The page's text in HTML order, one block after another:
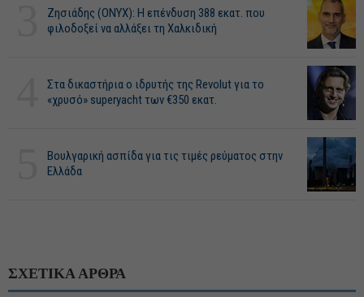
Ζησιάδης (ONYX): Η επένδυση 388 εκατ. που
φιλοδοξεί να αλλάξει τη Χαλκιδική
Στα δικαστήρια ο ιδρυτής της Revolut για το
«χρυσό» superyacht των €350 εκατ.
Βουλγαρική ασπίδα για τις τιμές ρεύματος στην
Ελλάδα
ΣΧΕΤΙΚΑ ΑΡΘΡΑ